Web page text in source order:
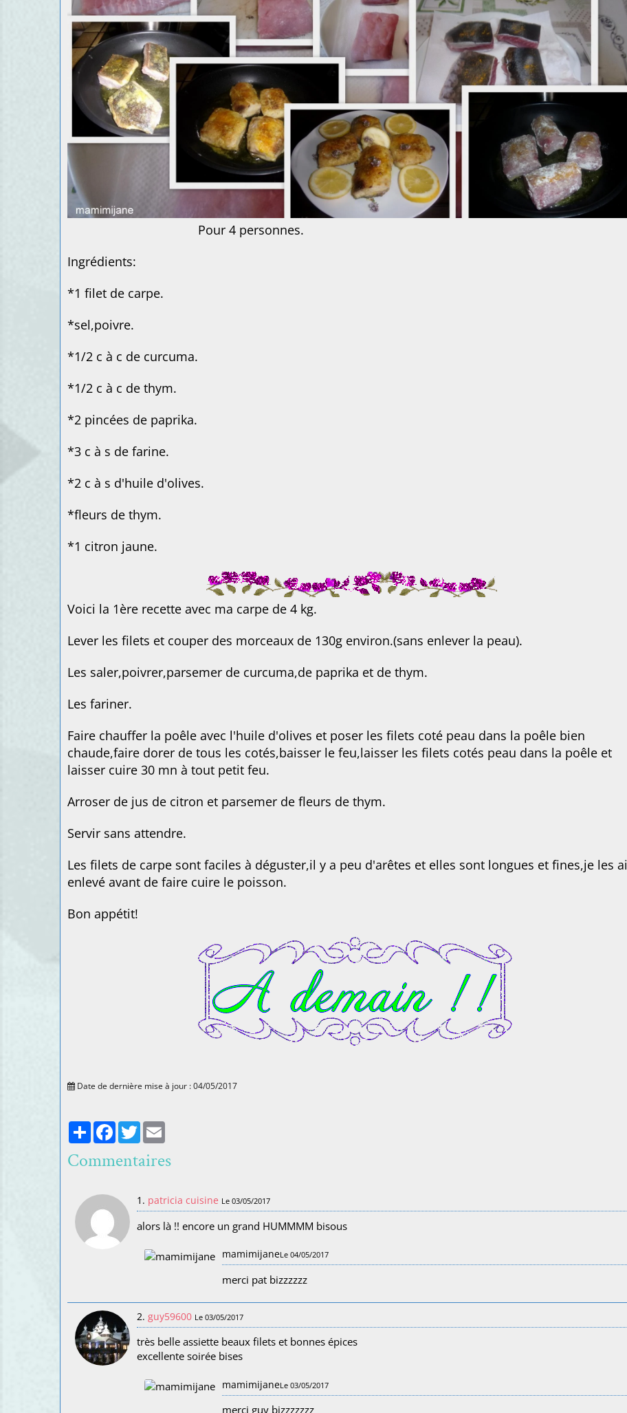
Pour 4 personnes.
Ingrédients:
*1 filet de carpe.
*sel,poivre.
*1/2 c à c de curcuma.
*1/2 c à c de thym.
*2 pincées de paprika.
*3 c à s de farine.
*2 c à s d'huile d'olives.
*fleurs de thym.
*1 citron jaune.
Voici la 1ère recette avec ma carpe de 4 kg.
Lever les filets et couper des morceaux de 130g environ.(sans enlever la peau).
Les saler,poivrer,parsemer de curcuma,de paprika et de thym.
Les fariner.
Faire chauffer la poêle avec l'huile d'olives et poser les filets coté peau dans la poêle bien
chaude,faire dorer de tous les cotés,baisser le feu,laisser les filets cotés peau dans la poêle et
laisser cuire 30 mn à tout petit feu.
Arroser de jus de citron et parsemer de fleurs de thym.
Servir sans attendre.
Les filets de carpe sont faciles à déguster,il y a peu d'arêtes et elles sont longues et fines,je les ai
enlevé avant de faire cuire le poisson.
Bon appétit!
Date de dernière mise à jour : 04/05/2017
PartagerFacebook
Twitter
Commentaires
1. patricia cuisine Le 03/05/2017
alors là !! encore un grand HUMMMM bisous
mamimijaneLe 04/05/2017
merci pat bizzzzzz
2. guy59600 Le 03/05/2017
très belle assiette beaux filets et bonnes épices
excellente soirée bises
mamimijaneLe 03/05/2017
merci guy bizzzzzzz